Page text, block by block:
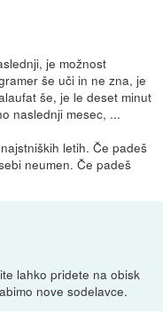
je možnost
še uči in ne zna, je
še, je le deset minut
naslednji mesec, ...
letih. Če padeš
neumen. Če padeš
lahko pridete na obisk
nove sodelavce.